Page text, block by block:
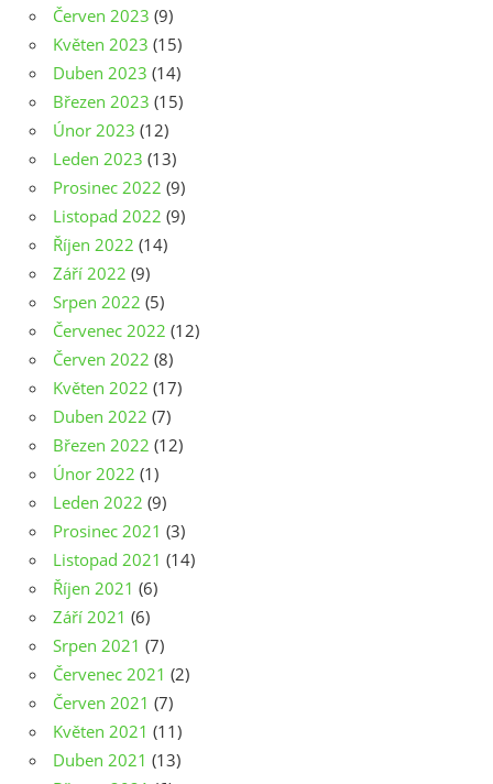
Červen 2023 (9)
Květen 2023 (15)
Duben 2023 (14)
Březen 2023 (15)
Únor 2023 (12)
Leden 2023 (13)
Prosinec 2022 (9)
Listopad 2022 (9)
Říjen 2022 (14)
Září 2022 (9)
Srpen 2022 (5)
Červenec 2022 (12)
Červen 2022 (8)
Květen 2022 (17)
Duben 2022 (7)
Březen 2022 (12)
Únor 2022 (1)
Leden 2022 (9)
Prosinec 2021 (3)
Listopad 2021 (14)
Říjen 2021 (6)
Září 2021 (6)
Srpen 2021 (7)
Červenec 2021 (2)
Červen 2021 (7)
Květen 2021 (11)
Duben 2021 (13)